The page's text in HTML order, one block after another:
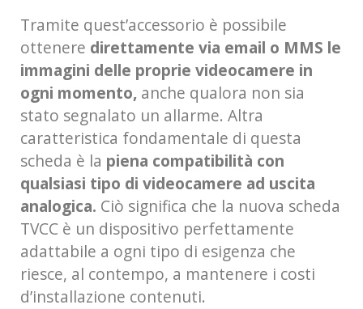
Tramite quest’accessorio è possibile
ottenere direttamente via email o MMS le
immagini delle proprie videocamere in
ogni momento, anche qualora non sia
stato segnalato un allarme. Altra
caratteristica fondamentale di questa
scheda è la piena compatibilità con
qualsiasi tipo di videocamere ad uscita
analogica. Ciò significa che la nuova scheda
TVCC è un dispositivo perfettamente
adattabile a ogni tipo di esigenza che
riesce, al contempo, a mantenere i costi
d’installazione contenuti.